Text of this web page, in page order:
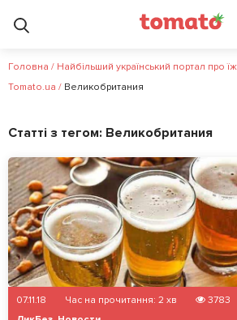
Головна / Найбільший український портал про
Tomato.ua / Великобритания
Статті з тегом: Великобритания
07.11.18 Час на прочитання: 2 хв
3783